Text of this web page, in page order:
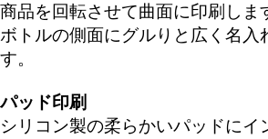
商品を回転させて曲面に印刷しま
ボトルの側面にグルりと広く名入
す。
パッド印刷
シリコン製の柔らかいパッドにイ